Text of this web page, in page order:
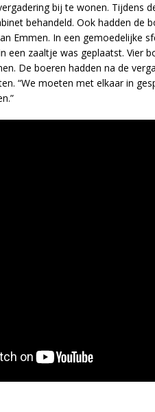
bij te wonen. Tijdens
behandeld. Ook hadden de
Emmen. In een gemoedelijke
een zaaltje was geplaatst. Vier
De boeren hadden na de
“We moeten met elkaar in